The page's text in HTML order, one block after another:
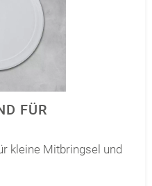
FÜR
kleine Mitbringsel und